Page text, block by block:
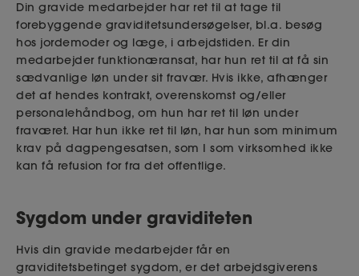
Din gravide medarbejder har ret til at tage til
forebyggende graviditetsundersøgelser, bl.a. besøg
hos jordemoder og læge, i arbejdstiden. Er din
medarbejder funktionæransat, har hun ret til at få sin
sædvanlige løn under sit fravær. Hvis ikke, afhænger
det af hendes kontrakt, overenskomst og/eller
personalehåndbog, om hun har ret til løn under
fraværet. Har hun ikke ret til løn, har hun som minimum
krav på dagpengesatsen, som I som virksomhed ikke
kan få refusion for fra det offentlige.
Sygdom under graviditeten
Hvis din gravide medarbejder får en
graviditetsbetinget sygdom, er det arbejdsgiverens